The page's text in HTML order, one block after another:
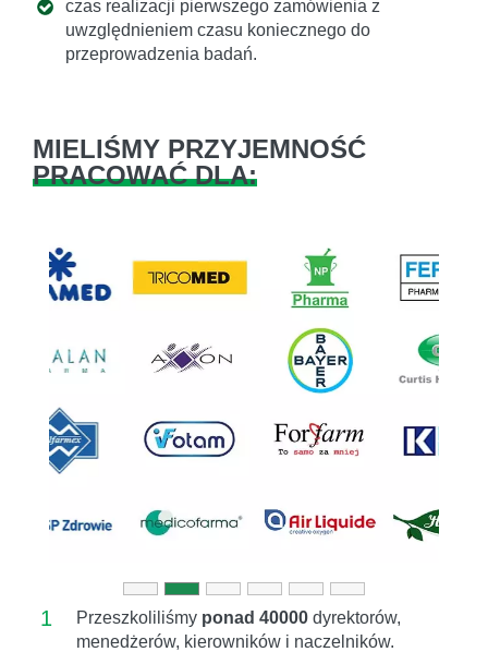
czas realizacji pierwszego zamówienia z
uwzględnieniem czasu koniecznego do
przeprowadzenia badań.
MIELIŚMY PRZYJEMNOŚĆ
PRACOWAĆ DLA:
Previous
1 Przeszkoliliśmy ponad 40000 dyrektorów,
menedżerów, kierowników i naczelników.